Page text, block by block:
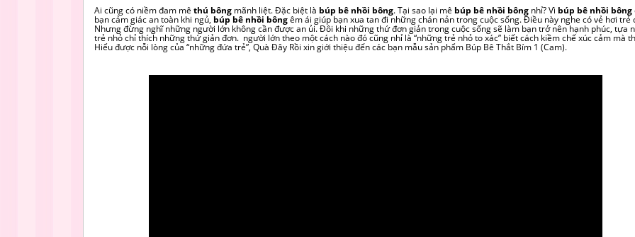
Ai cũng có niềm đam mê thú bông mãnh liệt. Đặc biệt là búp bê nhồi bông. Tại sao lại mê búp bê nhồi bông nhỉ? Vì búp bê nhồi bông
bạn cảm giác an toàn khi ngủ, búp bê nhồi bôngêm ái giúp bạn xua tan đi những chán nản trong cuộc sống. Điều này nghe có vẻ hơi trẻ
Nhưng đừng nghĩ những người lớn không cần được an ủi. Đôi khi những thứ đơn giản trong cuộc sống sẽ làm bạn trở nên hạnh phúc, tựa
trẻ nhỏ chỉ thích những thứ giản đơn. người lớn theo một cách nào đó cũng nhỉ là “những trẻ nhỏ to xác” biết cách kiềm chế xúc cảm mà
Hiểu được nỗi lòng của “những đứa trẻ”, Quà Đây Rồi xin giới thiệu đến các bạn mẫu sản phẩm Búp Bê Thắt Bím 1 (Cam).